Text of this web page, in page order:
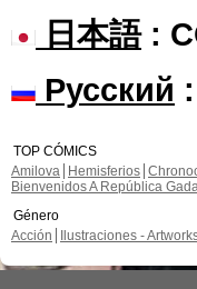
日本語:
Русский
TOP CÓMICS
Amilova
Hemisferios
Bienvenidos A República
Género
Acción
Ilustraciones -